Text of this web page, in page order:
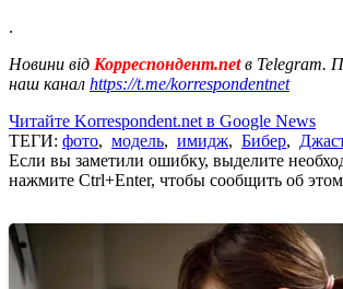
.
Новини від Корреспондент.netв Telegram.
наш канал https://t.me/korrespondentnet
Читайте Korrespondent.net в Google News
ТЕГИ: фото, модель, имидж, Бибер,
Если вы заметили ошибку, выделите
нажмите Ctrl+Enter, чтобы сообщить об